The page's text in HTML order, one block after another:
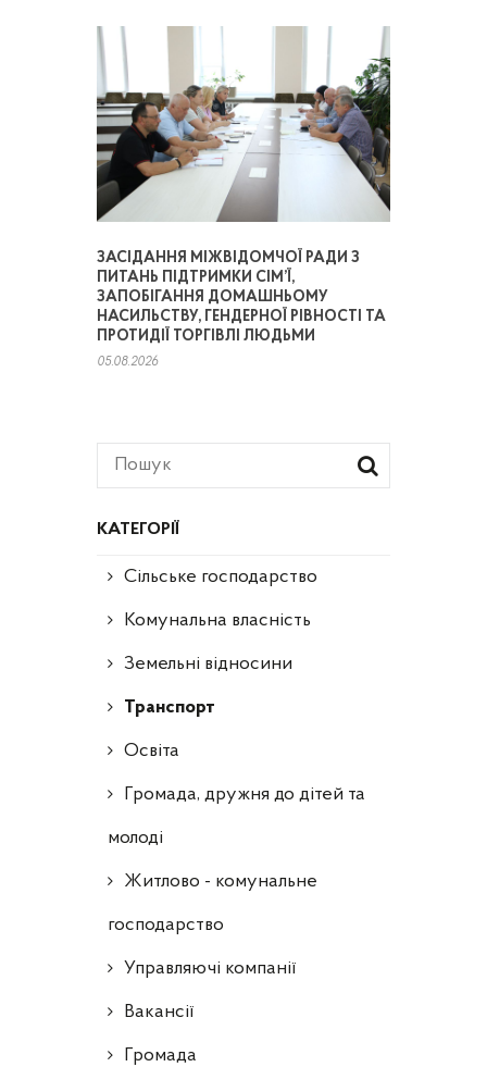
КАТЕГОРІЇ
Сільське господарство
Комунальна власність
Земельні відносини
Транспорт
Освіта
Громада, дружня до дітей та
молоді
Житлово - комунальне
господарство
Управляючі компанії
Ваканcії
Громада
ЗАСІДАННЯ МІЖВІДОМЧОЇ РАДИ З
ПИТАНЬ ПІДТРИМКИ СІМ’Ї,
ЗАПОБІГАННЯ ДОМАШНЬОМУ
НАСИЛЬСТВУ, ГЕНДЕРНОЇ РІВНОСТІ ТА
ПРОТИДІЇ ТОРГІВЛІ ЛЮДЬМИ
05.08.2026